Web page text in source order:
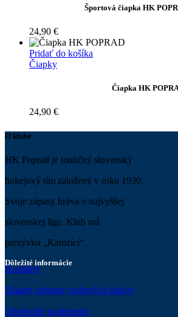
Športová čiapka HK
24,90 €
Pridať do košíka
Čiapky
Čiapka HK
24,90 €
O klube
HK Poprad je tradičný slovenský
hokejový tím založený v roku 1930.
Svoje zápasy hráva v najvyššej
slovenskej lige. Klub má
prezývku „Kamzíci“.
Dôležité informácie
Kontakty
Zásady ochrany osobných údajov
Obchodné podmienky